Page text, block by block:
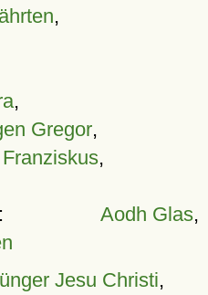
,
,
Gregor,
,
Aodh Glas,
Jesu Christi,